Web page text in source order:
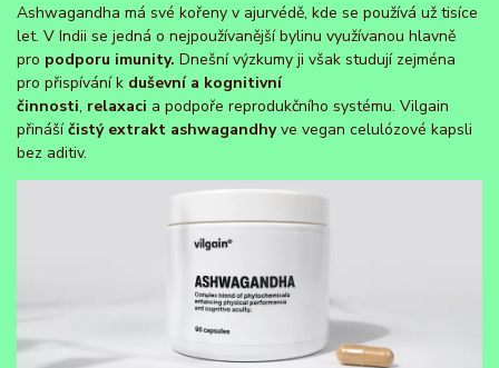
Ashwagandha má své kořeny v ajurvédě, kde se používá už tisíce
let. V Indii se jedná o nejpoužívanější bylinu využívanou hlavně
pro podporu imunity. Dnešní výzkumy ji však studují zejména
pro přispívání k duševní a kognitivní
činnosti, relaxaci a podpoře reprodukčního systému. Vilgain
přinášíčistý extrakt ashwagandhyve vegan celulózové kapsli
bez aditiv.